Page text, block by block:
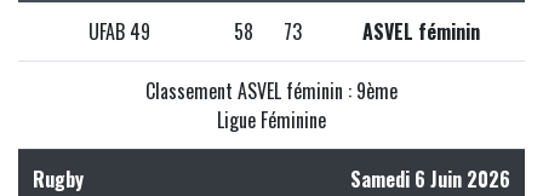
UFAB 49 58 73 ASVEL féminin
Classement ASVEL féminin : 9ème
Ligue Féminine
Rugby Samedi 6 Juin 2026